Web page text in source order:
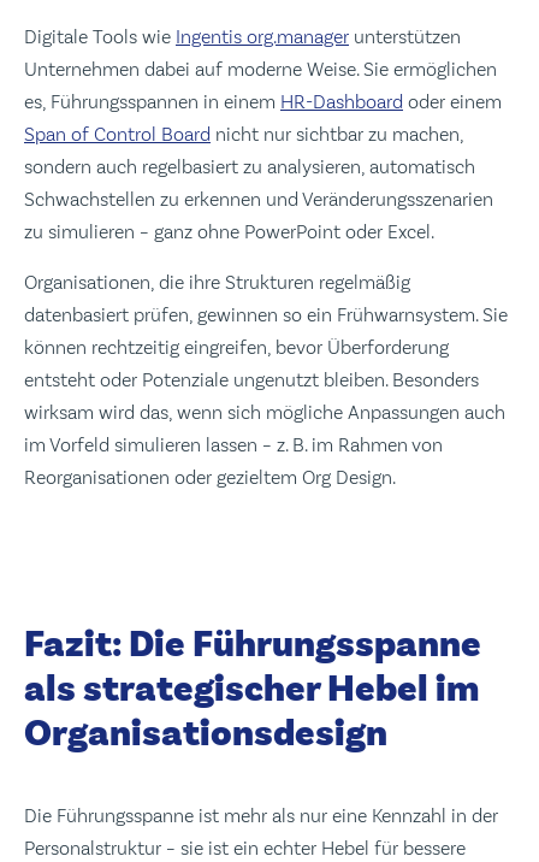
Digitale Tools wie Ingentis org.manager unterstützen
Unternehmen dabei auf moderne Weise. Sie ermöglichen
es, Führungsspannen in einem HR-Dashboard oder einem
Span of Control Board nicht nur sichtbar zu machen,
sondern auch regelbasiert zu analysieren, automatisch
Schwachstellen zu erkennen und Veränderungsszenarien
zu simulieren – ganz ohne PowerPoint oder Excel.
Organisationen, die ihre Strukturen regelmäßig
datenbasiert prüfen, gewinnen so ein Frühwarnsystem. Sie
können rechtzeitig eingreifen, bevor Überforderung
entsteht oder Potenziale ungenutzt bleiben. Besonders
wirksam wird das, wenn sich mögliche Anpassungen auch
im Vorfeld simulieren lassen – z. B. im Rahmen von
Reorganisationen oder gezieltem Org Design.
Fazit: Die Führungsspanne
als strategischer Hebel im
Organisationsdesign
Die Führungsspanne ist mehr als nur eine Kennzahl in der
Personalstruktur – sie ist ein echter Hebel für bessere